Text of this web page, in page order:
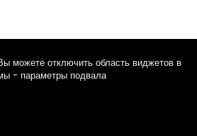
можете отключить область виджетов в
- параметры подвала